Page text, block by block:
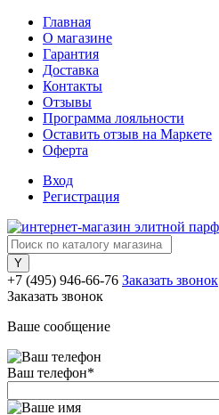
Главная
О магазине
Гарантия
Доставка
Контакты
Отзывы
Программа лояльности
Оставить отзыв на Маркете
Оферта
Вход
Регистрация
+7 (495) 946-66-76 Заказать звонок
Заказать звонок
Ваше сообщение
Ваш телефон*